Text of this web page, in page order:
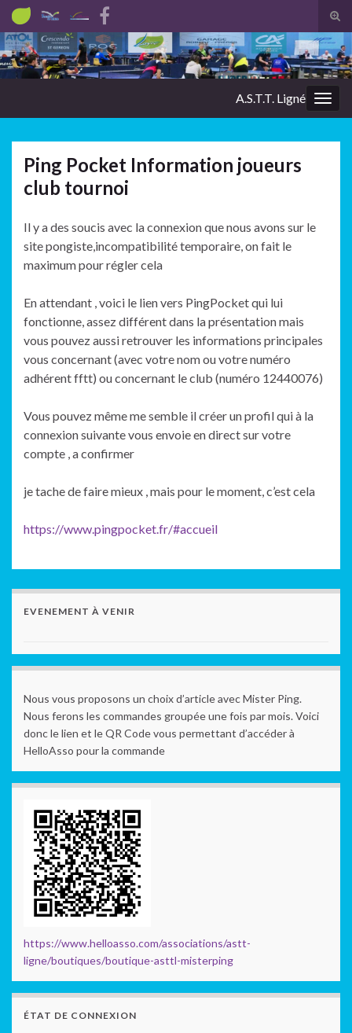
Search for:
A.S.T.T. Ligné
Ping Pocket Information joueurs
club tournoi
Il y a des soucis avec la connexion que nous avons sur le
site pongiste,incompatibilité temporaire, on fait le
maximum pour régler cela
En attendant , voici le lien vers PingPocket qui lui
fonctionne, assez différent dans la présentation mais
vous pouvez aussi retrouver les informations principales
vous concernant (avec votre nom ou votre numéro
adhérent fftt) ou concernant le club (numéro 12440076)
Vous pouvez même me semble il créer un profil qui à la
connexion suivante vous envoie en direct sur votre
compte , a confirmer
je tache de faire mieux , mais pour le moment, c’est cela
https://www.pingpocket.fr/#accueil
EVENEMENT À VENIR
Nous vous proposons un choix d’article avec Mister Ping.
Nous ferons les commandes groupée une fois par mois. Voici
donc le lien et le QR Code vous permettant d’accéder à
HelloAsso pour la commande
https://www.helloasso.com/associations/astt-
ligne/boutiques/boutique-asttl-misterping
ÉTAT DE CONNEXION